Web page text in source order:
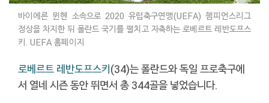
바이에른 뮌헨 소속으로 2020 유럽축구연맹(UEFA) 챔피언스리그
정상을 차지한 뒤 폴란드 국기를 펼치고 자축하는 로베르트 레반도프스
키. UEFA 홈페이지
로베르트 레반도프스키(34)는 폴란드와 독일 프로축구에
서 열네 시즌 동안 뛰면서 총 344골을 넣었습니다.